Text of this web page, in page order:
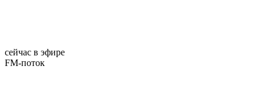
сейчас в эфире
FM-поток